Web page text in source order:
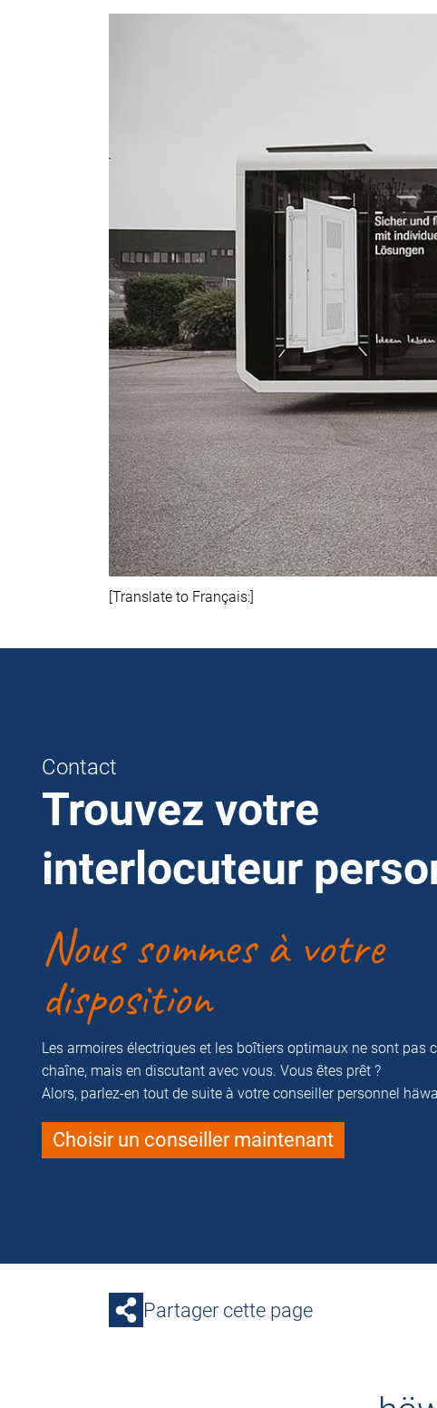
[Translate to Français:]
Contact
Trouvez votre
interlocuteur
Nous sommes à votre
disposition
Les armoires électriques et les boîtiers optimaux ne sont pas
chaîne, mais en discutant avec vous. Vous êtes prêt ?
Alors, parlez-en tout de suite à votre conseiller personnel
Choisir un conseiller maintenant
Partager cette page